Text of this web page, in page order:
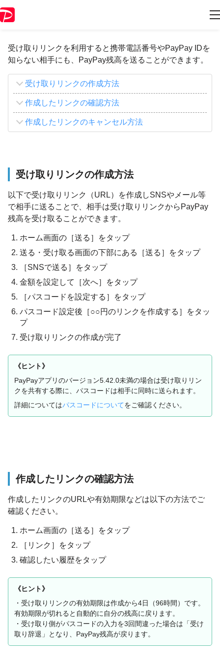
受け取りリンクを利用すると携帯電話番号やPayPay IDを
知らない相手にも、PayPay残高を送ることができます。
受け取りリンクの作成方法
作成したリンクの確認方法
作成したリンクのキャンセル方法
受け取りリンクの作成方法
以下で受け取りリンク（URL）を作成しSNSやメール等
で相手に送ることで、相手は受け取りリンクからPayPay
残高を受け取ることができます。
ホーム画面の［送る］をタップ
送る・受け取る画面の下部にある［送る］をタップ
［SNSで送る］をタップ
金額を設定して［次へ］をタップ
［パスコードを設定する］をタップ
パスコード設定後［○○円のリンクを作成する］をタッ
プ
受け取りリンクの作成が完了
《ヒント》
PayPayアプリのバージョン5.42.0未満の場合は受け取りリン
クを共有する際に、パスコードは相手に同時に送られます。
詳細についてはパスコードについてをご確認ください。
作成したリンクの確認方法
作成したリンクのURLや有効期限などは以下の方法でご
確認ください。
ホーム画面の［送る］をタップ
［リンク］をタップ
確認したい履歴をタップ
《ヒント》
・受け取りリンクの有効期限は作成から4日（96時間）です。
有効期限が切れると自動的に自分の残高に戻ります。
・ 受け取り側がパスコードの入力を3回間違った場合は「受け
取り辞退」となり、PayPay残高が戻ります。